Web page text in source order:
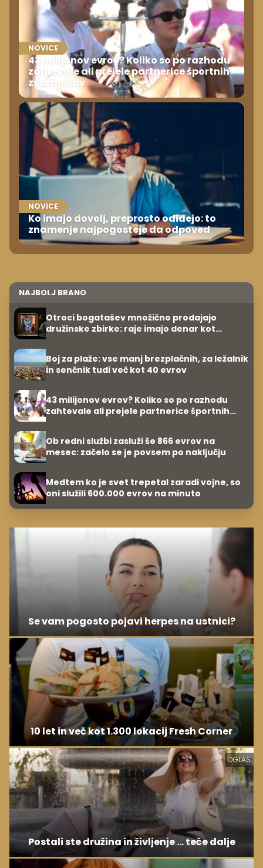
NOVICE
43 milijonov evrov? Koliko so po razhodu
zahtevale ali prejele partnerice športnih
zvezdnikov
NOVICE
Ko imajo dovolj, preprosto odidejo: to
znamenje najpogosteje da odpoved
NAJBOLJ BRANO
Otroci bogatašev množično prodajajo
družinske zbirke: raje imajo denar kot
Boj za plaže: vse manj brezplačnih, za ležalnik
in senčnik tudi več kot 40 evrov
43 milijonov evrov? Koliko so po razhodu
zahtevale ali prejele partnerice športnih
Ob redni službi zasluži še 866 evrov na
mesec: začelo se je povsem po naključju
Medtem ko je svet trepetal zaradi vojne, so
oni služili 600.000 evrov na minuto
Se vam pogosto pojavi herpes na ustnici?
10 let in več kot 1.300 lokacij Fresh Corner
OGLAS
Postali ste družina in življenje ... teče dalje